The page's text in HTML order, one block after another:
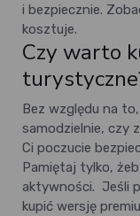
i bezpiecznie.
kosztuje.
Czy warto
Bez względu na
samodzielnie, czy
Ci poczucie
Pamiętaj tylko,
aktywności. Jeśli
kupić wersję